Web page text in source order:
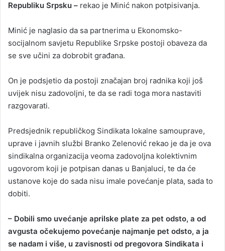
Republiku Srpsku – rekao je Minić nakon potpisivanja.
Minić je naglasio da sa partnerima u Ekonomsko-
socijalnom savjetu Republike Srpske postoji obaveza da
se sve učini za dobrobit građana.
On je podsjetio da postoji značajan broj radnika koji još
uvijek nisu zadovoljni, te da se radi toga mora nastaviti
razgovarati.
Predsjednik republičkog Sindikata lokalne samouprave,
uprave i javnih službi Branko Zelenović rekao je da je ova
sindikalna organizacija veoma zadovoljna kolektivnim
ugovorom koji je potpisan danas u Banjaluci, te da će
ustanove koje do sada nisu imale povećanje plata, sada to
dobiti.
– Dobili smo uvećanje aprilske plate za pet odsto, a od
avgusta očekujemo povećanje najmanje pet odsto, a ja
se nadam i više, u zavisnosti od pregovora Sindikata i